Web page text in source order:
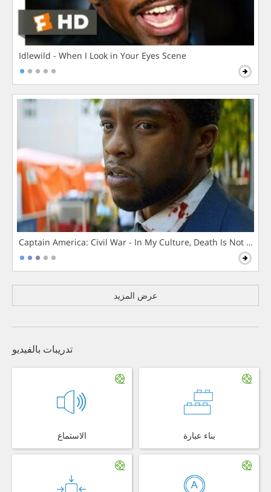
Idlewild - When I Look in Your Eyes Scene
Captain America: Civil War - In My Culture, Death Is Not The
عرض المزيد
تدريبات بالفيديو
الاستماع بناء عبارة